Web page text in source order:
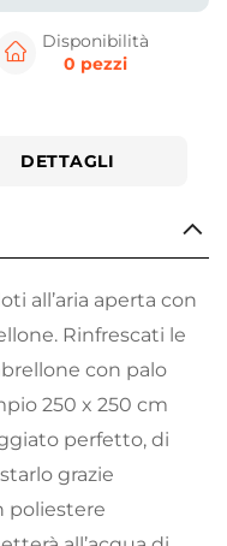
Disponibilità
0 pezzi
DETTAGLI
all’aria aperta con
Rinfrescati le
con palo
250 x 250 cm
perfetto, di
grazie
poliestere